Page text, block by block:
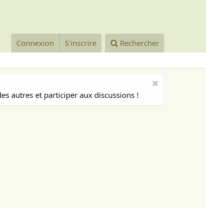
Connexion S'inscrire Rechercher
autres et participer aux discussions !